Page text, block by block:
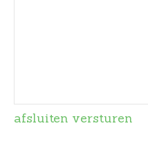
afsluiten versturen